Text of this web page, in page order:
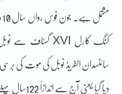
دیا گیا یعنی آج سے اندازاً 122سال پہلے۔